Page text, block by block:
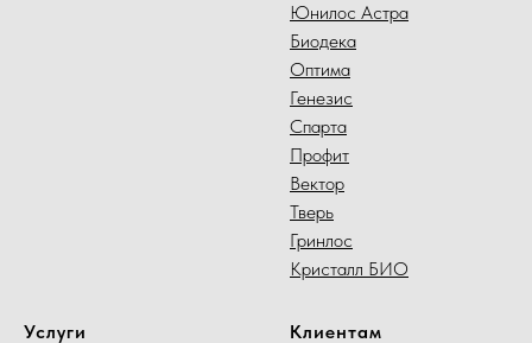
Юнилос Астра
Биодека
Оптима
Генезис
Спарта
Профит
Вектор
Тверь
Гринлос
Кристалл БИО
Услуги
Клиентам